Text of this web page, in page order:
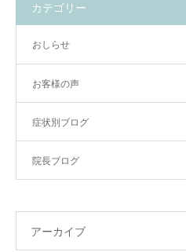
カテゴリー
おしらせ
お客様の声
症状別ブログ
院長ブログ
アーカイブ